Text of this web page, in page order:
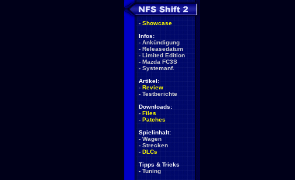
- Showcase
Infos:
- Ankündigung
- Releasedatum
- Limited Edition
- Mazda FC3S
- Systemanf.
Artikel:
- Review
- Testberichte
Downloads:
- Files
- Patches
Spielinhalt:
- Wagen
- Strecken
- DLCs
Tipps & Tricks
- Tuning